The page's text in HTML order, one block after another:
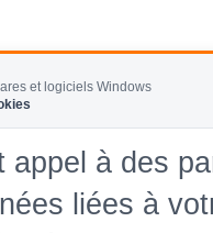
et logiciels Windows
appel à des
liées à